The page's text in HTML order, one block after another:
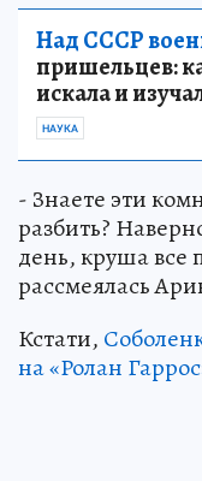
Над СССР
пришельцев:
искала и
НАУКА
- Знаете эти
разбить?
день, круша все
рассмеялась
Кстати,
на «Ролан